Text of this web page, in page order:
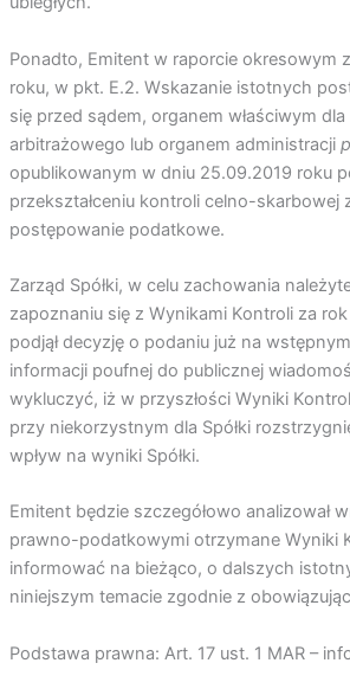
Ponadto, Emitent w raporcie okresowym
roku, w pkt. E.2. Wskazanie istotnych
się przed sądem, organem właściwym
arbitrażowego lub organem administracji
opublikowanym w dniu 25.09.2019 roku
przekształceniu kontroli celno-skarbowej
postępowanie podatkowe.
Zarząd Spółki, w celu zachowania
zapoznaniu się z Wynikami Kontroli za rok
podjął decyzję o podaniu już na
informacji poufnej do publicznej
wykluczyć, iż w przyszłości Wyniki
przy niekorzystnym dla Spółki
wpływ na wyniki Spółki.
Emitent będzie szczegółowo analizował
prawno-podatkowymi otrzymane Wyniki
informować na bieżąco, o dalszych
niniejszym temacie zgodnie z
Podstawa prawna: Art. 17 ust. 1 MAR –